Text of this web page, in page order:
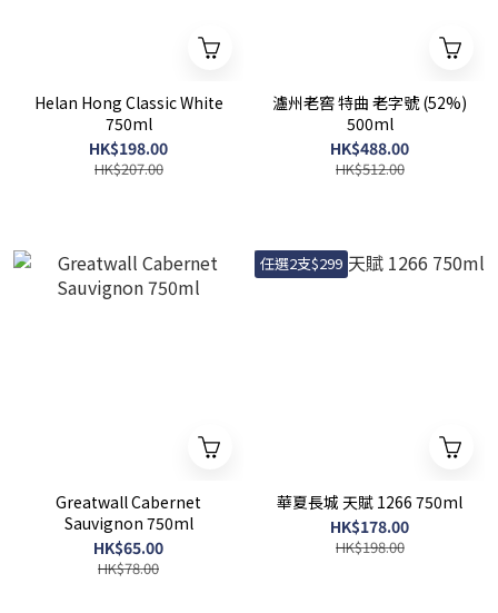
Helan Hong Classic White
750ml
HK$198.00
HK$207.00
瀘州老窖 特曲 老字號 (52%)
500ml
HK$488.00
HK$512.00
Greatwall Cabernet
Sauvignon 750ml
HK$65.00
HK$78.00
任選2支$299
華夏長城 天賦 1266 750ml
HK$178.00
HK$198.00